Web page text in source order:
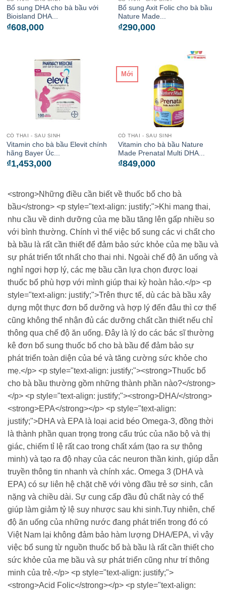
Bổ sung DHA cho bà bầu với
Bioisland DHA...
₫608,000
Bổ sung Axit Folic cho bà bầu
Nature Made...
₫290,000
CÓ THAI - SAU SINH
Vitamin cho bà bầu Elevit chính
hãng Bayer Úc...
₫1,453,000
Mới
CÓ THAI - SAU SINH
Vitamin cho bà bầu Nature
Made Prenatal Multi DHA...
₫849,000
<strong>Những điều cần biết về thuốc bổ cho bà
bầu</strong> <p style="text-align: justify;">Khi mang thai,
nhu cầu về dinh dưỡng của mẹ bầu tăng lên gấp nhiều so
với bình thường. Chính vì thế việc bổ sung các vi chẩt cho
bà bầu là rất cần thiết để đảm bảo sức khỏe của mẹ bầu và
sự phát triển tốt nhất cho thai nhi. Ngoài chế độ ăn uống và
nghỉ ngơi hợp lý, các mẹ bầu cần lựa chọn được loại
thuốc bổ phù hợp với mình giúp thai kỳ hoàn hảo.</p> <p
style="text-align: justify;">Trên thực tế, dù các bà bầu xây
dựng một thực đơn bổ dưỡng và hợp lý đến đâu thì cơ thể
cũng không thể nhận đủ các dưỡng chất cần thiết nếu chỉ
thông qua chế độ ăn uống. Đây là lý do các bác sĩ thường
kê đơn bổ sung thuốc bổ cho bà bầu để đảm bảo sự
phát triển toàn diện của bé và tăng cường sức khỏe cho
mẹ.</p> <p style="text-align: justify;"><strong>Thuốc bổ
cho bà bầu thường gồm những thành phần nào?</strong>
</p> <p style="text-align: justify;"><strong>DHA/</strong>
<strong>EPA</strong></p> <p style="text-align:
justify;">DHA và EPA là loại acid béo Omega-3, đồng thời
là thành phần quan trọng trong cấu trúc của não bộ và thị
giác, chiếm tỉ lệ rất cao trong chất xám (tạo ra sự thông
minh) và tạo ra độ nhạy của các neuron thần kinh, giúp dẫn
truyền thông tin nhanh và chính xác. Omega 3 (DHA và
EPA) có sự liên hệ chặt chẽ với vòng đầu trẻ sơ sinh, cân
nặng và chiều dài. Sự cung cấp đầu đủ chất này có thể
giúp làm giảm tỷ lệ suy nhược sau khi sinh.Tuy nhiên, chế
độ ăn uống của những nước đang phát triển trong đó có
Việt Nam lại không đảm bảo hàm lượng DHA/EPA, vì vậy
việc bổ sung từ nguồn thuốc bổ bà bầu là rất cần thiết cho
sức khỏe của mẹ bầu và sự phát triển cũng như trí thông
minh của trẻ.</p> <p style="text-align: justify;">
<strong>Acid Folic</strong></p> <p style="text-align: